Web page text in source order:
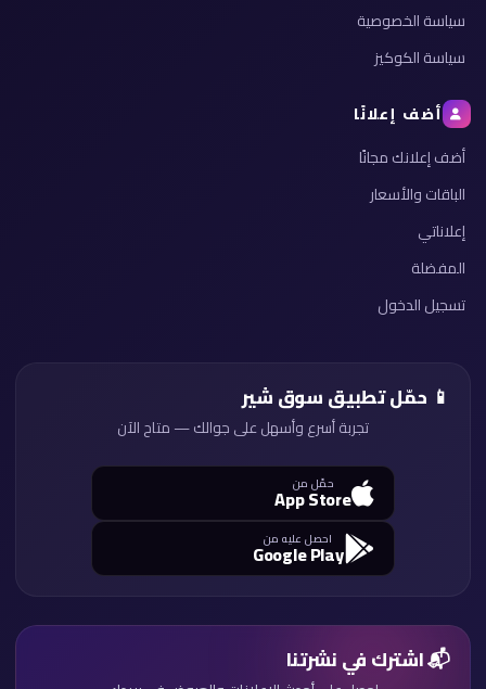
سياسة الخصوصية
سياسة الكوكيز
أضف إعلانًا
أضف إعلانك مجانًا
الباقات والأسعار
إعلاناتي
المفضلة
تسجيل الدخول
📱 حمّل تطبيق سوق شير
تجربة أسرع وأسهل على جوالك — متاح الآن
حمّل من
App Store
احصل عليه من
Google Play
📬 اشترك في نشرتنا